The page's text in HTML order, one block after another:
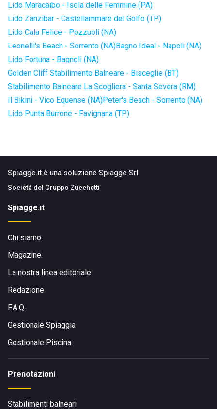
Lido Maracaibo - Isola delle Femmine (PA)
Lido Zanzibar - Castellammare del Golfo (TP)
Lido Cala Felice - Pozzuoli (NA)
Leonelli's Beach - Sorrento (NA)Bagno Ideal - Napoli (NA)
Lido Fortuna - Bagnoli (NA)
Golden Cliff Stabilimento Balneare - Bisceglie (BT)
Stabilimento Balneare La Scogliera - Santa Severa (RM)
Il Bikini - Vico Equense (NA)Peter's Beach - Sorrento (NA)
Lido Punta Burrone - Favignana (TP)
Spiagge.it è una soluzione Spiagge Srl
Società del Gruppo Zucchetti
Spiagge.it
Chi siamo
Magazine
La nostra linea editoriale
Redazione
F.A.Q.
Gestionale Spiaggia
Gestionale Piscina
Prenotazioni
Stabilimenti balneari